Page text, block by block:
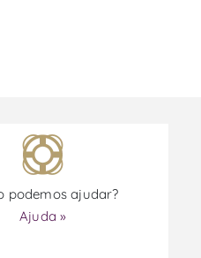
podemos ajudar?
Ajuda »